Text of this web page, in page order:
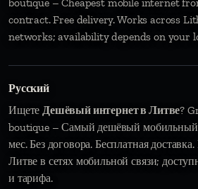
contract. Free delivery. Works across
networks; availability depends on your
Русский
ИщетеДешёвый интернет в Литве?
boutique – Самый дешёвый мобильный
мес. Без договора. Бесплатная
Литве в сетях мобильной связи;
и тарифа.